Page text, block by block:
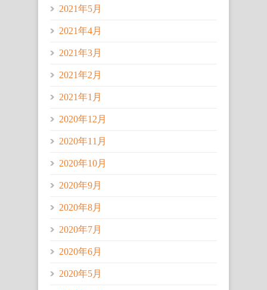
2021年5月
2021年4月
2021年3月
2021年2月
2021年1月
2020年12月
2020年11月
2020年10月
2020年9月
2020年8月
2020年7月
2020年6月
2020年5月